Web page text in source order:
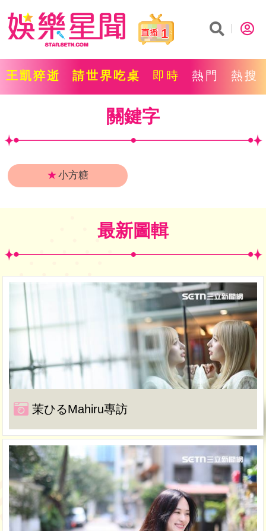
1
王凱猝逝 請世界吃桌 即時 熱門 熱搜
關鍵字
★小方糖
最新圖輯
茉ひるMahiru專訪